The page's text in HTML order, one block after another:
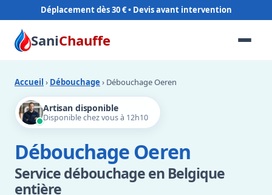
Déplacement dès 30 €
SaniChauffe
Accueil › Débouchage › Débouchage Oeren
Artisan disponible
Disponible chez vous à 12h10
Débouchage Oeren
Service débouchage en Belgique
entière